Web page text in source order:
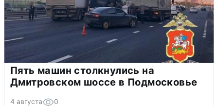
Пять машин столкнулись на
Дмитровском шоссе в Подмосковье
4 августа 0